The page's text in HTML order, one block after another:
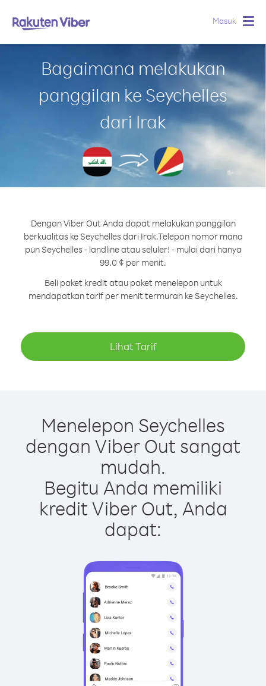
Masuk
Bagaimana melakukan
panggilan ke Seychelles
dari Irak
Dengan Viber Out Anda dapat melakukan panggilan
berkualitas ke Seychelles dari Irak.Telepon nomor mana
pun Seychelles - landline atau seluler! - mulai dari hanya
99.0 ¢ per menit.
Beli paket kredit atau paket menelepon untuk
mendapatkan tarif per menit termurah ke Seychelles.
Lihat Tarif
Menelepon Seychelles
dengan Viber Out sangat
mudah.
Begitu Anda memiliki
kredit Viber Out, Anda
dapat: